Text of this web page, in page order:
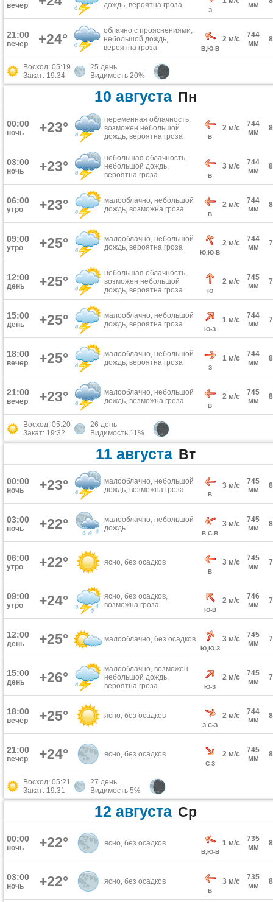
вечер
дождь, вероятна гроза
З
мм
21:00
вечер +24°
облачно с прояснениями,
небольшой дождь,
вероятна гроза
В,Ю-В
2 м/с
744
мм
Восход: 05:19
Закат: 19:34
25 день
Видимость 20%
10 августа Пн
00:00
ночь +23°
переменная облачность,
возможен небольшой
дождь, вероятна гроза
В
2 м/с
744
мм
03:00
ночь +23°
небольшая облачность,
небольшой дождь,
вероятна гроза
В
3 м/с
744
мм
06:00
утро +23°
малооблачно, небольшой
дождь, возможна гроза
В
2 м/с
744
мм
09:00
утро +25°
малооблачно, небольшой
дождь, вероятна гроза
Ю,Ю-В
2 м/с
744
мм
12:00
день +25°
небольшая облачность,
возможен небольшой
дождь, вероятна гроза
Ю
2 м/с
745
мм
15:00
день +25°
малооблачно, небольшой
дождь, вероятна гроза
Ю-З
1 м/с
744
мм
18:00
вечер +25°
малооблачно, небольшой
дождь, вероятна гроза
З
1 м/с
744
мм
21:00
вечер +23°
малооблачно, небольшой
дождь, возможна гроза
В
2 м/с
745
мм
Восход: 05:20
Закат: 19:32
26 день
Видимость 11%
11 августа Вт
00:00
ночь +23°
малооблачно, небольшой
дождь, возможна гроза
В
3 м/с
745
мм
03:00
ночь +22°
малооблачно, небольшой
дождь
В,С-В
3 м/с
745
мм
06:00
утро +22° ясно, без осадков
В
3 м/с
745
мм
09:00
утро +24°
ясно, без осадков,
возможна гроза
Ю-В
2 м/с
746
мм
12:00
день +25° малооблачно, без осадков
Ю,Ю-З
3 м/с
745
мм
15:00
день +26°
малооблачно, возможен
небольшой дождь,
вероятна гроза
Ю-З
2 м/с
745
мм
18:00
вечер +25° ясно, без осадков
З,С-З
2 м/с
744
мм
21:00
вечер +24° ясно, без осадков
С-З
2 м/с
745
мм
Восход: 05:21
Закат: 19:31
27 день
Видимость 5%
12 августа Ср
00:00
ночь +22° ясно, без осадков
В,Ю-В
1 м/с
735
мм
03:00
ночь +22° ясно, без осадков
В
3 м/с
735
мм